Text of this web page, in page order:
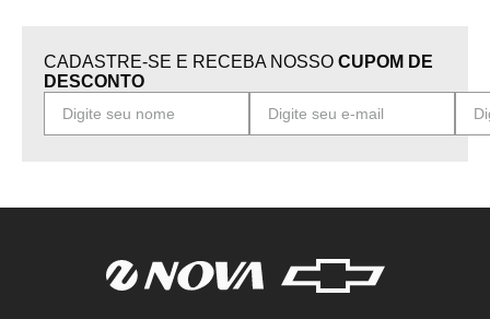
CADASTRE-SE E RECEBA NOSSO CUPOM DE
DESCONTO